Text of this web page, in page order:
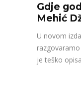
Gdje
Mehić
U novom
je teško